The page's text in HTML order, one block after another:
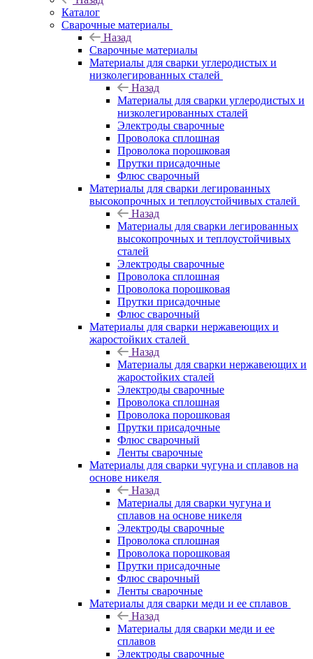
Каталог
Сварочные материалы
Назад
Сварочные материалы
Материалы для сварки углеродистых и
низколегированных сталей
Назад
Материалы для сварки углеродистых и
низколегированных сталей
Электроды сварочные
Проволока сплошная
Проволока порошковая
Прутки присадочные
Флюс сварочный
Материалы для сварки легированных
высокопрочных и теплоустойчивых сталей
Назад
Материалы для сварки легированных
высокопрочных и теплоустойчивых
сталей
Электроды сварочные
Проволока сплошная
Проволока порошковая
Прутки присадочные
Флюс сварочный
Материалы для сварки нержавеющих и
жаростойких сталей
Назад
Материалы для сварки нержавеющих и
жаростойких сталей
Электроды сварочные
Проволока сплошная
Проволока порошковая
Прутки присадочные
Флюс сварочный
Ленты сварочные
Материалы для сварки чугуна и сплавов на
основе никеля
Назад
Материалы для сварки чугуна и
сплавов на основе никеля
Электроды сварочные
Проволока сплошная
Проволока порошковая
Прутки присадочные
Флюс сварочный
Ленты сварочные
Материалы для сварки меди и ее сплавов
Назад
Материалы для сварки меди и ее
сплавов
Электроды сварочные